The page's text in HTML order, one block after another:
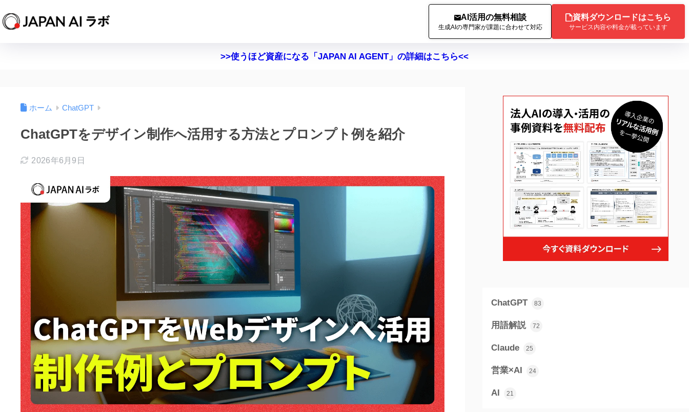
AI活用の無料相談
生成AIの専門家が課題に合わせて対応
資料ダウンロードはこちら
サービス内容や料金が載っています
>>使うほど資産になる「JAPAN AI AGENT」の詳細はこちら<<
ホーム ChatGPT
ChatGPTをデザイン制作へ活用する方法とプロンプト例を紹介
2026年6月9日
ChatGPT 83
用語解説 72
Claude 25
営業×AI 24
AI 21